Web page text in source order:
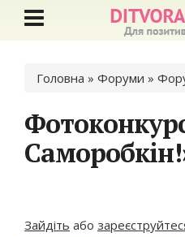
Ви є тут
Головна » Форуми »
Зайдіть або